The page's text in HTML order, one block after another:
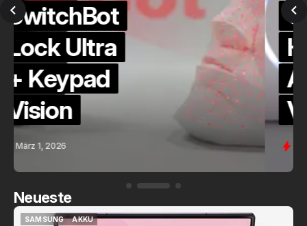
QuickCheck:
Home
Assistant
Voice (PE)
Feb. 9, 2026
Neueste
SAMSUNG
AKKU